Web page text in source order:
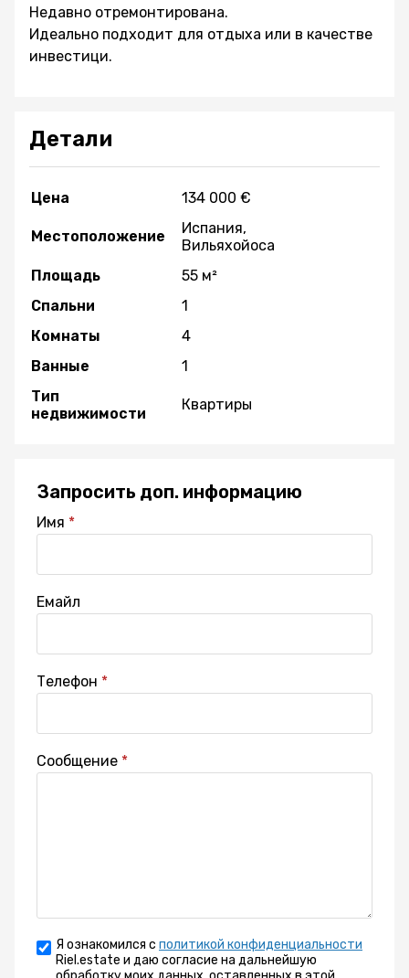
Недавно отремонтирована.
Идеально подходит для отдыха или в качестве
инвестици.
Детали
Цена 134 000 €
Местоположение
Испания,
Вильяхойоса
Площадь
55 м²
Спальни
1
Комнаты
4
Ванные
1
Тип
недвижимости
Квартиры
Запросить доп. информацию
Имя
Емайл
Телефон
Сообщение
Я ознакомился с политикой конфиденциальности
Riel.estate и даю согласие на дальнейшую